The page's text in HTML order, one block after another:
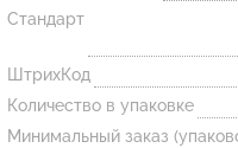
Шербер
Трубка
Стержень
Пробка
Стандарт
ШтрихКод
Количество в упаковке
Минимальный заказ